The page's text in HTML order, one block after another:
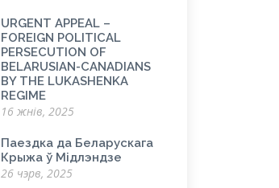
URGENT APPEAL –
FOREIGN POLITICAL
PERSECUTION OF
BELARUSIAN-CANADIANS
BY THE LUKASHENKA
REGIME
16 жнів, 2025
Паездка да Беларускага
Крыжа ў Мідлэндзе
26 чэрв, 2025